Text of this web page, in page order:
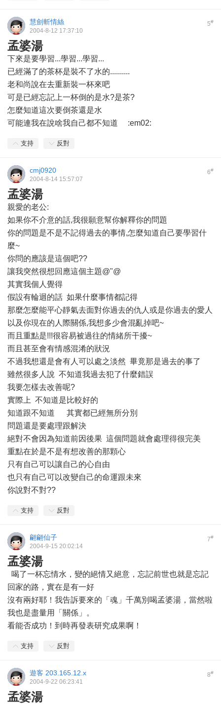
5#
慧劍斬情絲
2004-8-12 17:37:10
孟婆湯
下來是要學習...學習...學習...
已經滿了的茶杯是裝不了水的..........
老和尚說在去重新裝一杯來吧
可是已經忘記上一杯倒的是水?是茶?
怎麼知道這次要倒茶還是水
可能連我在說啥我自己都不知道
:em02:
支持 反對
6#
cmj0920
2004-8-14 15:57:07
孟婆湯
親愛的老公:
如果你不介意的話,我很願意幫你解釋你的問題
你的問題是不是不記得過去的事情,怎麼知道自己要學習什
麼~
你問的應該是這個吧??
讓我突然很想回應這個主題@"@
其實我個人覺得
假設有輪迴的話 如果什麼事情都記得
那麼怎麼能平心靜氣去面對你過去的仇人或是你過去的愛人
以及你現在的人際關係,我想多少會混亂掉吧~
而且重點是!!!很容易被過往的情緒所干擾~
而且甚至會有情感混淆的狀況
不過我想還是會有人可以處之淡然 畢竟那是過去的事了
雖然很多人說 不知道我過去犯了什麼錯誤
我要怎樣去改善呢?
實際上 不知道是比較好的
知道跟不知道 其實都已經無所分別
問題還是要處理跟解決
絕對不會因為知道前因後果 這個問題就會處理得很完美
重點在於是不是有想改善的那顆心
只有自己可以讓自己的心自由
也只有自己可以改變自己的命運跟未來
你說對不對??
支持 反對
7#
翩翩仙子
2004-9-15 20:02:14
孟婆湯
喝了一杯忘情水，變的絕情又絕意，忘記前世也就是忘記
回家的路，實在是有一好
沒有兩好耶！我告訴要來的「魂」千萬別喝孟婆湯，當然啦
我也是盡量用「關係」。
看能否成功！到時再發表研究成果啊！
支持 反對
8#
遊客 203.165.12.x
2004-9-22 06:23:41
孟婆湯